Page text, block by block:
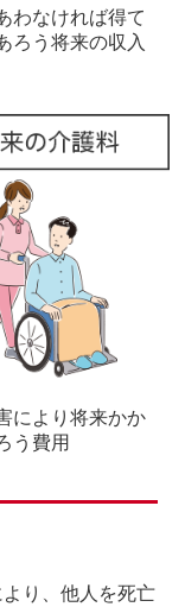
わなければ得て
ろう将来の収入
により将来かか
う費用
り、他⼈を死亡